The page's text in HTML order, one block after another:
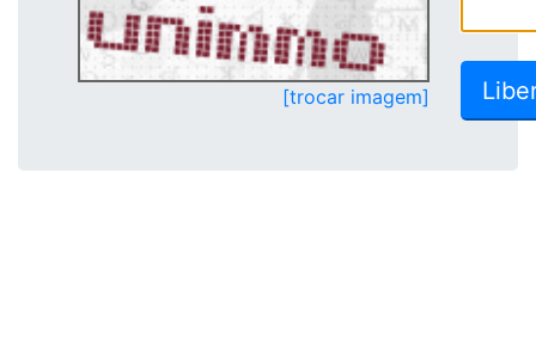
[trocar imagem]